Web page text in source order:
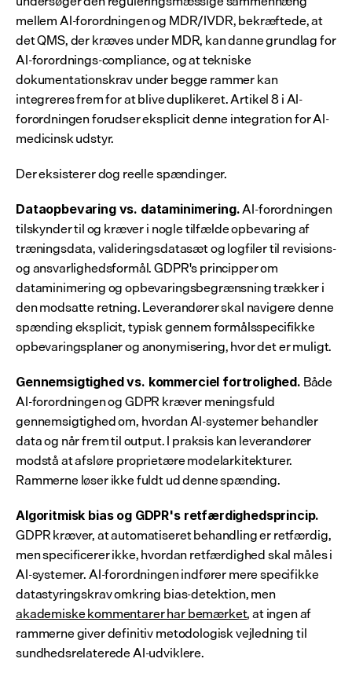
mellem AI-forordningen og MDR/IVDR, bekræftede, at
det QMS, der kræves under MDR, kan danne grundlag for
AI-forordnings-compliance, og at tekniske
dokumentationskrav under begge rammer kan
integreres frem for at blive duplikeret. Artikel 8 i AI-
forordningen forudser eksplicit denne integration for AI-
medicinsk udstyr.
Der eksisterer dog reelle spændinger.
Dataopbevaring vs. dataminimering. AI-forordningen
tilskynder til og kræver i nogle tilfælde opbevaring af
træningsdata, valideringsdatasæt og logfiler til revisions-
og ansvarlighedsformål. GDPR's principper om
dataminimering og opbevaringsbegrænsning trækker i
den modsatte retning. Leverandører skal navigere denne
spænding eksplicit, typisk gennem formålsspecifikke
opbevaringsplaner og anonymisering, hvor det er muligt.
Gennemsigtighed vs. kommerciel fortrolighed. Både
AI-forordningen og GDPR kræver meningsfuld
gennemsigtighed om, hvordan AI-systemer behandler
data og når frem til output. I praksis kan leverandører
modstå at afsløre proprietære modelarkitekturer.
Rammerne løser ikke fuldt ud denne spænding.
Algoritmisk bias og GDPR's retfærdighedsprincip.
GDPR kræver, at automatiseret behandling er retfærdig,
men specificerer ikke, hvordan retfærdighed skal måles i
AI-systemer. AI-forordningen indfører mere specifikke
datastyringskrav omkring bias-detektion, men
akademiske kommentarer har bemærket, at ingen af
rammerne giver definitiv metodologisk vejledning til
sundhedsrelaterede AI-udviklere.